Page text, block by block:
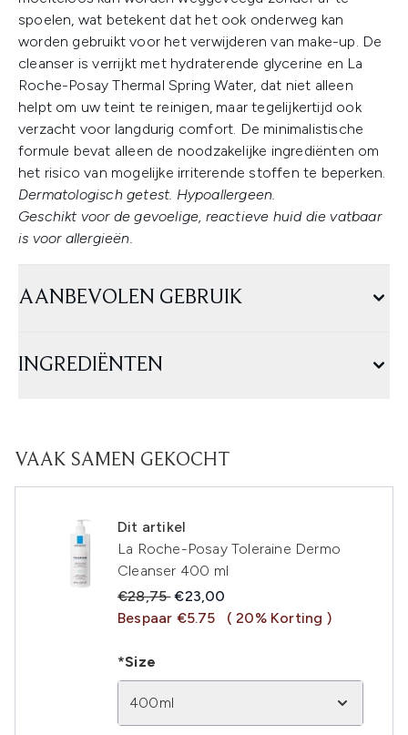
spoelen, wat betekent dat het ook onderweg kan
worden gebruikt voor het verwijderen van make-up. De
cleanser is verrijkt met hydraterende glycerine en La
Roche-Posay Thermal Spring Water, dat niet alleen
helpt om uw teint te reinigen, maar tegelijkertijd ook
verzacht voor langdurig comfort. De minimalistische
formule bevat alleen de noodzakelijke ingrediënten om
het risico van mogelijke irriterende stoffen te beperken.
Dermatologisch getest. Hypoallergeen.
Geschikt voor de gevoelige, reactieve huid die vatbaar
is voor allergieën.
AANBEVOLEN GEBRUIK
INGREDIËNTEN
VAAK SAMEN GEKOCHT
Dit artikel
La Roche-Posay Toleraine Dermo
Cleanser 400 ml
Recommended Retail Price:
€28,75Huidige prijs:
€23,00
Bespaar €5.75
( 20% Korting )
*Size
400ml